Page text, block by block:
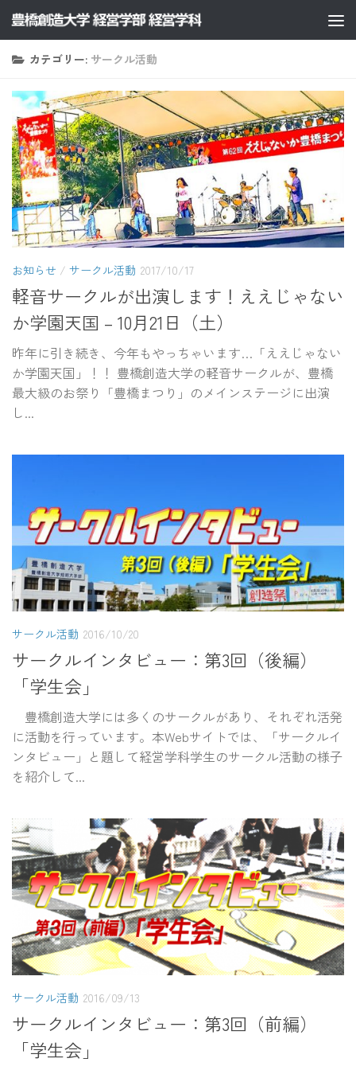
コンテンツへスキップ
カテゴリー: サークル活動
お知らせ / サークル活動 2017/10/17
軽音サークルが出演します！ええじゃない
か学園天国 – 10月21日（土）
昨年に引き続き、今年もやっちゃいます…「ええじゃない
か学園天国」！！ 豊橋創造大学の軽音サークルが、豊橋
最大級のお祭り「豊橋まつり」のメインステージに出演
し...
サークル活動 2016/10/20
サークルインタビュー：第3回（後編）
「学生会」
豊橋創造大学には多くのサークルがあり、それぞれ活発
に活動を行っています。本Webサイトでは、「サークルイ
ンタビュー」と題して経営学科学生のサークル活動の様子
を紹介して...
サークル活動 2016/09/13
サークルインタビュー：第3回（前編）
「学生会」